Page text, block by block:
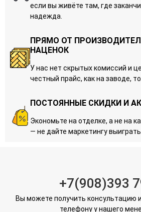
если вы живёте там, где
надежда.
ПРЯМО ОТ
НАЦЕНОК
У нас нет скрытых комиссий и
честный прайс, как на заводе,
ПОСТОЯННЫЕ СКИДКИ И
Экономьте на отделке, а не на
— не дайте маркетингу
+7(908)393
Вы можете получить консультацию
телефону у нашего